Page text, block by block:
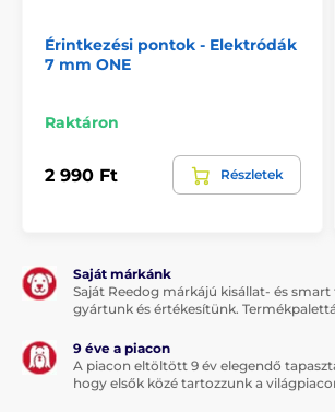
Érintkezési pontok - Elektródák
7 mm ONE
Raktáron
2 990 Ft Részletek
Saját márkánk
Saját Reedog márkájú kisállat- és
gyártunk és értékesítünk.
9 éve a piacon
A piacon eltöltött 9 év elegendő
hogy elsők közé tartozzunk a